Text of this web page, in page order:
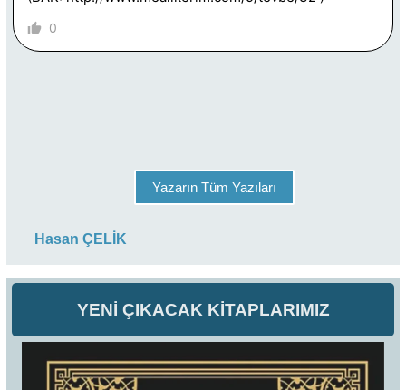
YENİ ÇIKACAK KİTAPLARIMIZ
0
Yazarın Tüm Yazıları
Hasan ÇELİK